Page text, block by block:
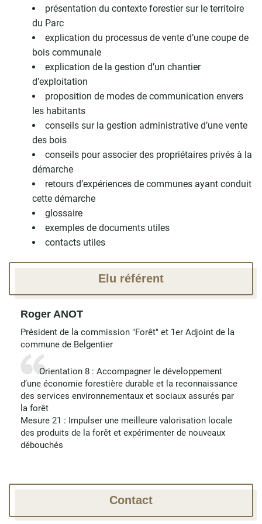
présentation du contexte forestier sur le territoire
du Parc
explication du processus de vente d’une coupe de
bois communale
explication de la gestion d’un chantier
d’exploitation
proposition de modes de communication envers
les habitants
conseils sur la gestion administrative d’une vente
des bois
conseils pour associer des propriétaires privés à la
démarche
retours d’expériences de communes ayant conduit
cette démarche
glossaire
exemples de documents utiles
contacts utiles
Elu référent
Roger ANOT
Président de la commission "Forêt" et 1er Adjoint de la
commune de Belgentier
Orientation 8 : Accompagner le développement
d’une économie forestière durable et la reconnaissance
des services environnementaux et sociaux assurés par
la forêt
Mesure 21 : Impulser une meilleure valorisation locale
des produits de la forêt et expérimenter de nouveaux
débouchés
Contact